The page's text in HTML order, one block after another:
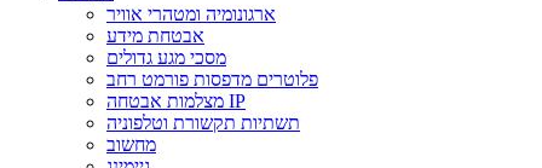
ארגונומיה ומטהרי אוויר
אבטחת מידע
מסכי מגע גדולים
פלוטרים מדפסות פורמט רחב
מצלמות אבטחה IP
תשתיות תקשורת וטלפוניה
מחשוב